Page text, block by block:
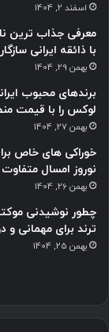
اسفند 2, 1404
معرفی جذاب ترین
با ذائقه ایرانی
بهمن 29, 1404
برندهای محبوب
لوکس را با قیمت
بهمن 27, 1404
خوراکی های خاص
نوروز امسال
بهمن 26, 1404
ترند برای مهمانی و
بهمن 25, 1404